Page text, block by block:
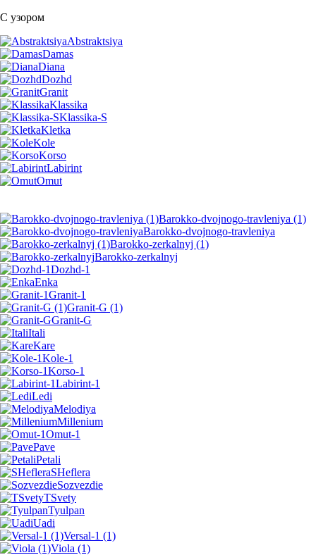
С узором
Abstraktsiya
Damas
Diana
Dozhd
Granit
Klassika
Klassika-S
Kletka
Kole
Korso
Labirint
Omut
Barokko-dvojnogo-travleniya (1)
Barokko-dvojnogo-travleniya
Barokko-zerkalnyj (1)
Barokko-zerkalnyj
Dozhd-1
Enka
Granit-1
Granit-G (1)
Granit-G
Itali
Kare
Kole-1
Korso-1
Labirint-1
Ledi
Melodiya
Millenium
Omut-1
Pave
Petali
SHeflera
Sozvezdie
TSvety
Tyulpan
Uadi
Versal-1 (1)
Viola (1)